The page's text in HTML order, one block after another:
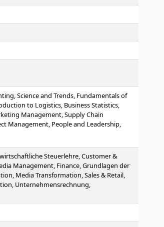
Science and Trends, Fundamentals of
to Logistics, Business Statistics,
Management, Supply Chain
Management, People and Leadership,
Applications & AI in Logistics, Operations
and Innovation, Organisation and
Transport Logistics, International Business
Bachelor's Thesis, Management
Steuerlehre, Customer &
Management, Finance, Grundlagen der
Media Transformation, Sales & Retail,
Unternehmensrechnung,